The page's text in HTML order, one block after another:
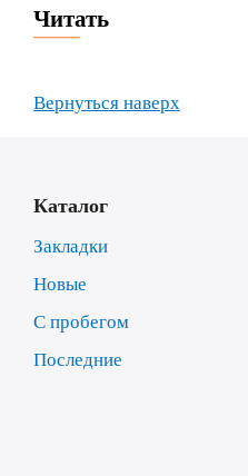
Читать
Вернуться наверх
Каталог
Закладки
Новые
С пробегом
Последние